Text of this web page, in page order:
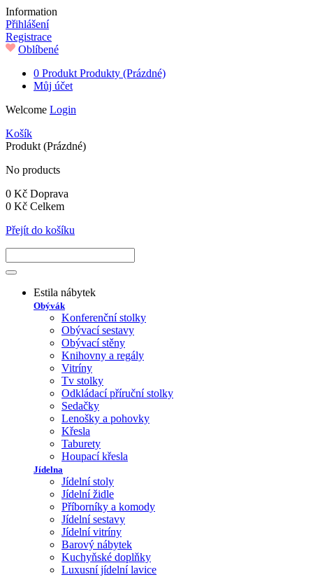
Information
Přihlášení
Registrace
Oblíbené
0 Produkt Produkty (Prázdné)
Můj účet
Welcome Login
Košík
Produkt (Prázdné)
No products
0 Kč Doprava
0 Kč Celkem
Přejít do košíku
Estila nábytek
Obývák
Konferenční stolky
Obývací sestavy
Obývací stěny
Knihovny a regály
Vitríny
Tv stolky
Odkládací příruční stolky
Sedačky
Lenošky a pohovky
Křesla
Taburety
Houpací křesla
Jídelna
Jídelní stoly
Jídelní židle
Příborníky a komody
Jídelní sestavy
Jídelní vitríny
Barový nábytek
Kuchyňské doplňky
Luxusní jídelní lavice